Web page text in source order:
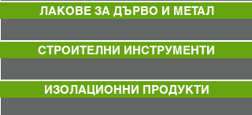
ЛАКОВЕ ЗА ДЪРВО И МЕТАЛ
СТРОИТЕЛНИ ИНСТРУМЕНТИ
ИЗОЛАЦИОННИ ПРОДУКТИ